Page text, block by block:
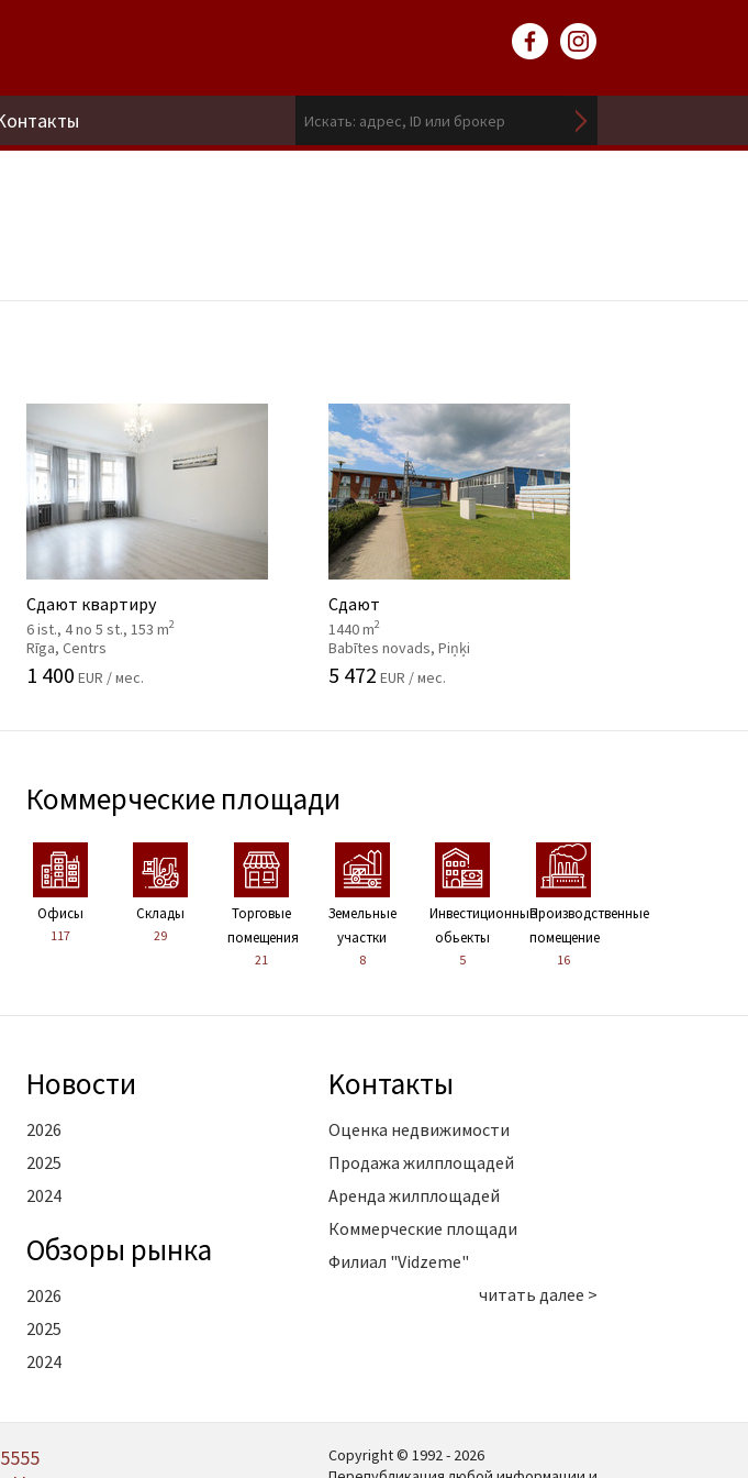
Сдают квартиру
6 ist., 4 no 5 st., 153 m2
Rīga, Centrs
1 400 EUR / мес.
Сдают
1440 m2
Babītes novads, Piņķi
5 472 EUR / мес.
Коммерческие площади
Офисы
117
Склады
29
Торговые
помещения
21
Земельные
участки
8
Инвестиционные
обьекты
5
Производственные
помещение
16
Новости
2026
2025
2024
Oбзоры рынка
2026
2025
2024
Kонтакты
Оценка недвижимости
Продажа жилплощадей
Аренда жилплощадей
Коммерческие площади
Филиал "Vidzeme"
читать далее >
Copyright © 1992 - 2026